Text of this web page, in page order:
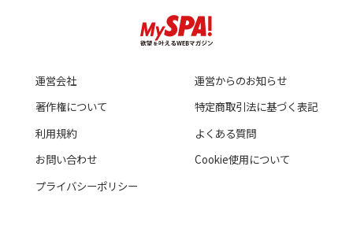
運営会社
運営からのお知らせ
著作権について
特定商取引法に基づく表記
利用規約
よくある質問
お問い合わせ
Cookie使用について
プライバシーポリシー